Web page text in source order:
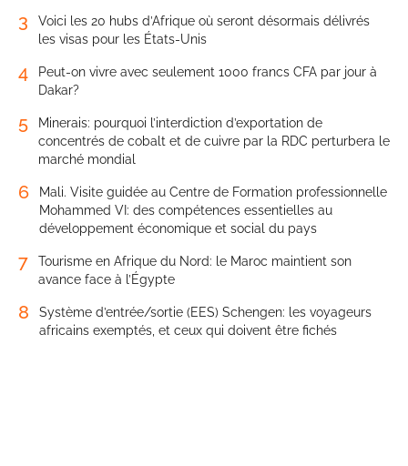
3
Voici les 20 hubs d’Afrique où seront désormais délivrés
les visas pour les États-Unis
4
Peut-on vivre avec seulement 1000 francs CFA par jour à
Dakar?
5
Minerais: pourquoi l’interdiction d’exportation de
concentrés de cobalt et de cuivre par la RDC perturbera le
marché mondial
6
Mali. Visite guidée au Centre de Formation professionnelle
Mohammed VI: des compétences essentielles au
développement économique et social du pays
7
Tourisme en Afrique du Nord: le Maroc maintient son
avance face à l’Égypte
8
Système d’entrée/sortie (EES) Schengen: les voyageurs
africains exemptés, et ceux qui doivent être fichés